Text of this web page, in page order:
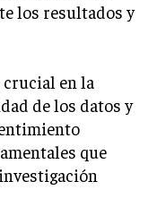
los resultados y
crucial en la
de los datos y
que